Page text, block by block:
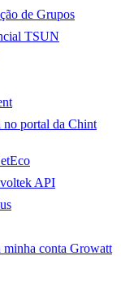
de Grupos
TSUN
no portal da Chint
API
minha conta Growatt